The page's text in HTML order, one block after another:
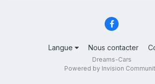
Langue Nous contacter
Dreams-Cars
Powered by Invision